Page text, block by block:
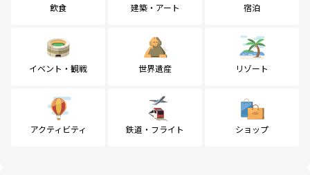
飲食 建築・アート 宿泊
イベント・観戦 世界遺産 リゾート
アクティビティ 鉄道・フライト ショップ